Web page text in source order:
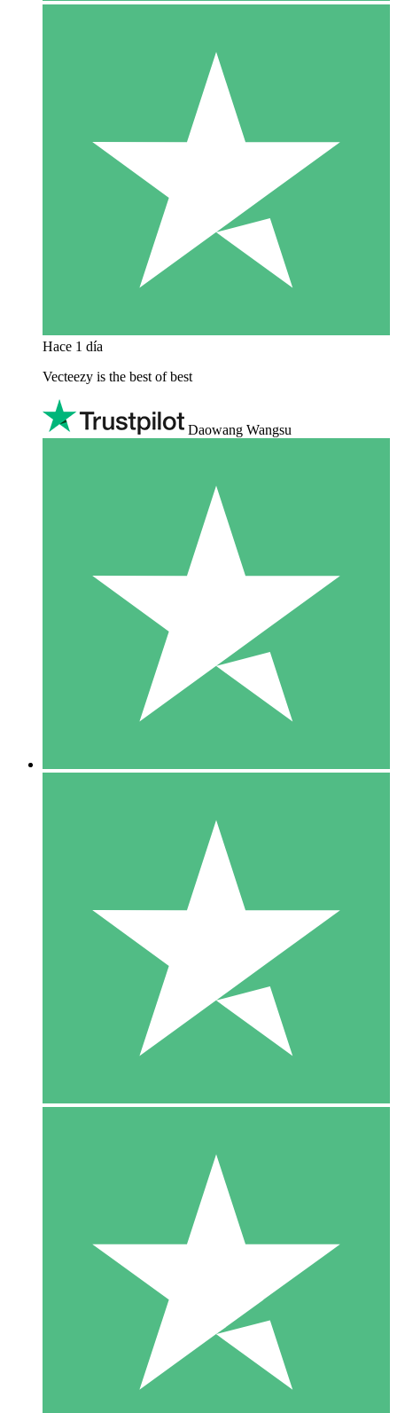
Hace 1 día
Vecteezy is the best of best
Daowang Wangsu